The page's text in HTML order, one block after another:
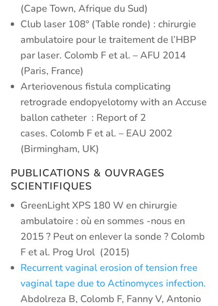
(Cape Town, Afrique du Sud)
Club laser 108° (Table ronde) : chirurgie
ambulatoire pour le traitement de l’HBP
par laser. Colomb F et al. – AFU 2014
(Paris, France)
Arteriovenous fistula complicating
retrograde endopyelotomy with an Accuse
ballon catheter : Report of 2
cases. Colomb F et al. – EAU 2002
(Birmingham, UK)
PUBLICATIONS & OUVRAGES
SCIENTIFIQUES
GreenLight XPS 180 W en chirurgie
ambulatoire : où en sommes -nous en
2015 ? Peut on enlever la sonde ? Colomb
F et al. Prog Urol (2015)
Recurrent vaginal erosion of tension free
vaginal tape due to Actinomyces infection.
Abdolreza B, Colomb F, Fanny V, Antonio